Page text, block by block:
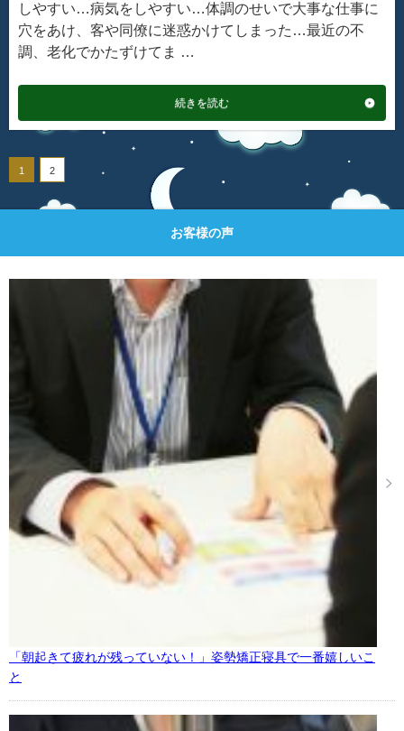
しやすい…病気をしやすい…体調のせいで大事な仕事に
穴をあけ、客や同僚に迷惑かけてしまった…最近の不
調、老化でかたずけてま …
続きを読む
1 2
お客様の声
「朝起きて疲れが残っていない！」姿勢矯正寝具で一番嬉しいこ
と